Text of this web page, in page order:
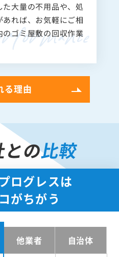
大量の不用品や、処
れば、お気軽にご相
ゴミ屋敷の回収作業
る理由
との比較
ログレスは
がちがう
他業者 自治体